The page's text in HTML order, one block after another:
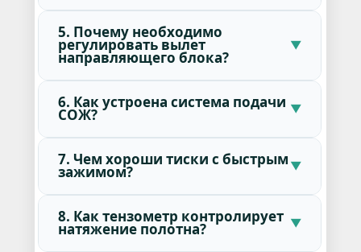
5. Почему необходимо
регулировать вылет
направляющего блока?
6. Как устроена система подачи
СОЖ?
7. Чем хороши тиски с быстрым
зажимом?
8. Как тензометр контролирует
натяжение полотна?